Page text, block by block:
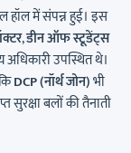
हॉल में संपन्न हुई। इस
,डीन ऑफ स्टूडेंट्स
अधिकारी उपस्थित थे।
DCP (नॉर्थ जोन)भी
सुरक्षा बलों की तैनाती